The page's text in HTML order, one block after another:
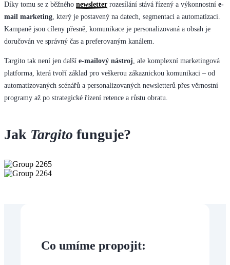
Díky tomu se z běžného newsletter rozesílání stává řízený a výkonnostní e-
mail marketing, který je postavený na datech, segmentaci a automatizaci.
Kampaně jsou cíleny přesně, komunikace je personalizovaná a obsah je
doručován ve správný čas a preferovaným kanálem.
Targito tak není jen další e-mailový nástroj, ale komplexní marketingová
platforma, která tvoří základ pro veškerou zákaznickou komunikaci – od
automatizovaných scénářů a personalizovaných newsletterů přes věrnostní
programy až po strategické řízení retence a růstu obratu.
Jak Targito funguje?
Co umíme propojit: